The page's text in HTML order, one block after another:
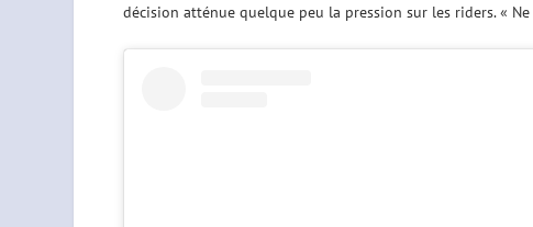
décision atténue quelque peu la pression sur les riders. «